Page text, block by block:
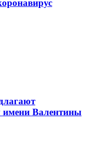
имени Валентины